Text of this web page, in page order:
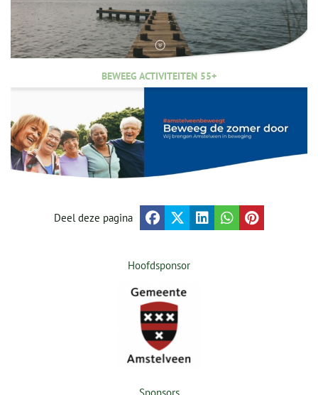
BEWEEG ACTIVITEITEN 55+
Deel deze pagina
Hoofdsponsor